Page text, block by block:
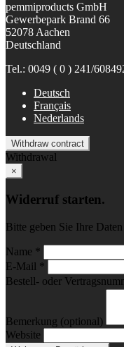
pemmiproducts GmbH
Gewerbepark Brand 66
52078 Aachen
Deutschland
Tel.: 0049 ( 0 ) 241/
Deutsch
Français
Nederlands
Withdraw contract
Withdrawal
×
Widerruf starten.
Bitte geben Sie Ihre
Name *
E-Mail *
Bestell- oder
Bemerkung (optional)
Website